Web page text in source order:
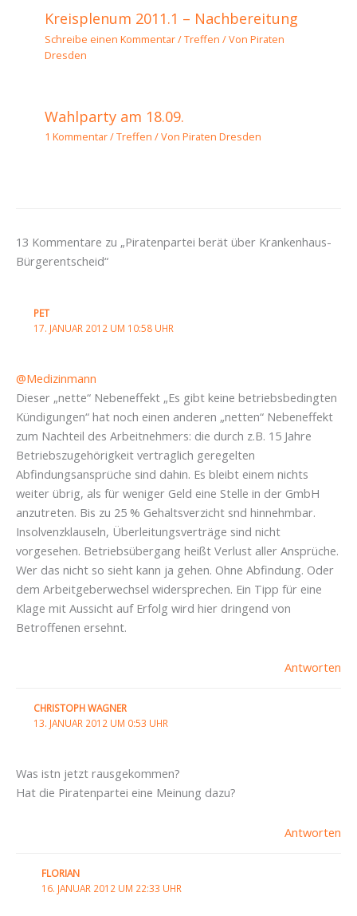
Kreisplenum 2011.1 – Nachbereitung
Schreibe einen Kommentar/Treffen / VonPiraten
Dresden
Wahlparty am 18.09.
1 Kommentar/Treffen / VonPiraten Dresden
13 Kommentare zu „Piratenpartei berät über Krankenhaus-
Bürgerentscheid“
PET
17. JANUAR 2012 UM 10:58 UHR
@Medizinmann
Dieser „nette“ Nebeneffekt „Es gibt keine betriebsbedingten
Kündigungen“ hat noch einen anderen „netten“ Nebeneffekt
zum Nachteil des Arbeitnehmers: die durch z.B. 15 Jahre
Betriebszugehörigkeit vertraglich geregelten
Abfindungsansprüche sind dahin. Es bleibt einem nichts
weiter übrig, als für weniger Geld eine Stelle in der GmbH
anzutreten. Bis zu 25 % Gehaltsverzicht snd hinnehmbar.
Insolvenzklauseln, Überleitungsverträge sind nicht
vorgesehen. Betriebsübergang heißt Verlust aller Ansprüche.
Wer das nicht so sieht kann ja gehen. Ohne Abfindung. Oder
dem Arbeitgeberwechsel widersprechen. Ein Tipp für eine
Klage mit Aussicht auf Erfolg wird hier dringend von
Betroffenen ersehnt.
Antworten
CHRISTOPH WAGNER
13. JANUAR 2012 UM 0:53 UHR
Was istn jetzt rausgekommen?
Hat die Piratenpartei eine Meinung dazu?
Antworten
FLORIAN
16. JANUAR 2012 UM 22:33 UHR